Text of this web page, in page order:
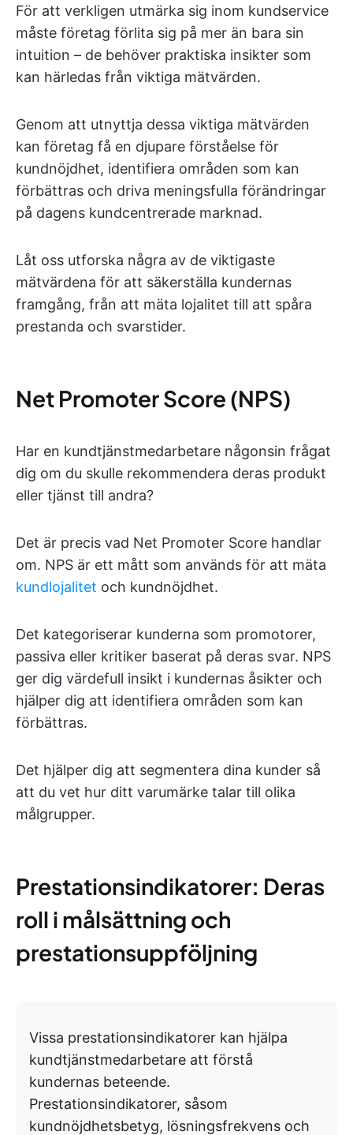
För att verkligen utmärka sig inom kundservice
måste företag förlita sig på mer än bara sin
intuition – de behöver praktiska insikter som
kan härledas från viktiga mätvärden.
Genom att utnyttja dessa viktiga mätvärden
kan företag få en djupare förståelse för
kundnöjdhet, identifiera områden som kan
förbättras och driva meningsfulla förändringar
på dagens kundcentrerade marknad.
Låt oss utforska några av de viktigaste
mätvärdena för att säkerställa kundernas
framgång, från att mäta lojalitet till att spåra
prestanda och svarstider.
Net Promoter Score (NPS)
Har en kundtjänstmedarbetare någonsin frågat
dig om du skulle rekommendera deras produkt
eller tjänst till andra?
Det är precis vad Net Promoter Score handlar
om. NPS är ett mått som används för att mäta
kundlojalitet och kundnöjdhet.
Det kategoriserar kunderna som promotorer,
passiva eller kritiker baserat på deras svar. NPS
ger dig värdefull insikt i kundernas åsikter och
hjälper dig att identifiera områden som kan
förbättras.
Det hjälper dig att segmentera dina kunder så
att du vet hur ditt varumärke talar till olika
målgrupper.
Prestationsindikatorer: Deras
roll i målsättning och
prestationsuppföljning
Vissa prestationsindikatorer kan hjälpa
kundtjänstmedarbetare att förstå
kundernas beteende.
Prestationsindikatorer, såsom
kundnöjdhetsbetyg, lösningsfrekvens och